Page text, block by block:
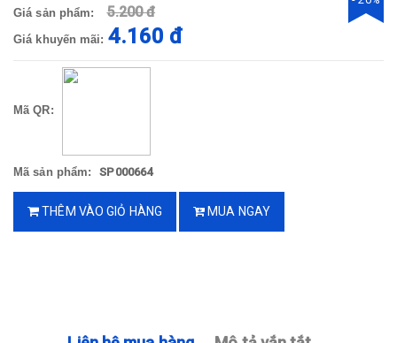
Giá sản phẩm: 5.200 đ
Giá khuyến mãi: 4.160 đ
Mã QR:
Mã sản phẩm: SP000664
THÊM VÀO GIỎ HÀNG MUA NGAY